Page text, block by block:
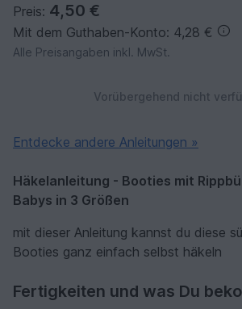
Preis: 4,50 €
Mit dem Guthaben-Konto: 4,28 €
Alle Preisangaben inkl. MwSt.
Vorübergehend nicht
Entdecke andere Anleitungen »
Häkelanleitung - Booties mit
Babys in 3 Größen
mit dieser Anleitung kannst du diese
Booties ganz einfach selbst häkeln
Fertigkeiten und was Du